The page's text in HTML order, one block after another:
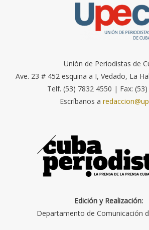
Unión de Periodistas de
Ave. 23 # 452 esquina a I, Vedado, La
Telf. (53) 7832 4550 | Fax:
Escríbanos a
Edición y Realización:
Departamento de Comunicación